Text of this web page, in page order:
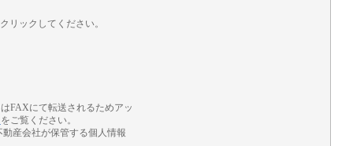
リックしてください。
FAXにて転送されるためアッ
をご覧ください。
産会社が保管する個人情報